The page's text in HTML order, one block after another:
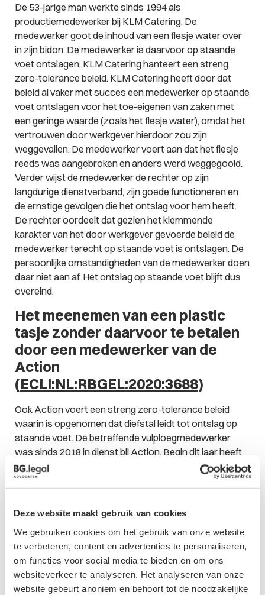
Deze website maakt gebruik van cookies
We gebruiken cookies om het gebruik van onze website
te verbeteren, content en advertenties te personaliseren,
om functies voor social media te bieden en om ons
websiteverkeer te analyseren. Het analyseren van onze
website gebeurt anoniem en behoort tot de noodzakelijke
De 53-jarige man werkte sinds 1994 als
productiemedewerker bij KLM Catering. De
medewerker goot de inhoud van een flesje water over
in zijn bidon. De medewerker is daarvoor op staande
voet ontslagen. KLM Catering hanteert een streng
zero-tolerance beleid. KLM Catering heeft door dat
beleid al vaker met succes een medewerker op staande
voet ontslagen voor het toe-eigenen van zaken met
een geringe waarde (zoals het flesje water), omdat het
vertrouwen door werkgever hierdoor zou zijn
weggevallen. De medewerker voert aan dat het flesje
reeds was aangebroken en anders werd weggegooid.
Verder wijst de medewerker de rechter op zijn
langdurige dienstverband, zijn goede functioneren en
de ernstige gevolgen die het ontslag voor hem heeft.
De rechter oordeelt dat gezien het klemmende
karakter van het door werkgever gevoerde beleid de
medewerker terecht op staande voet is ontslagen. De
persoonlijke omstandigheden van de medewerker doen
daar niet aan af. Het ontslag op staande voet blijft dus
overeind.
Het meenemen van een plastic
tasje zonder daarvoor te betalen
door een medewerker van de
Action
(ECLI:NL:RBGEL:2020:3688)
Ook Action voert een streng zero-tolerance beleid
waarin is opgenomen dat diefstal leidt tot ontslag op
staande voet. De betreffende vulploegmedewerker
was sinds 2018 in dienst bij Action. Begin dit jaar heeft
deze medewerker 20 regenponcho’s gekocht en
afgerekend. De medewerker heeft daarna een plastic
het plastic tasje is € 0,03. De medewerker is daarvoor
tegen dat ontslag aan dat de waarde van het plastic
tasje gering is. Verder wijst de medewerker de rechter
op zijn goede functioneren en de ernstige gevolgen die
het ontslag voor hem heeft. De rechter oordeelt dat het